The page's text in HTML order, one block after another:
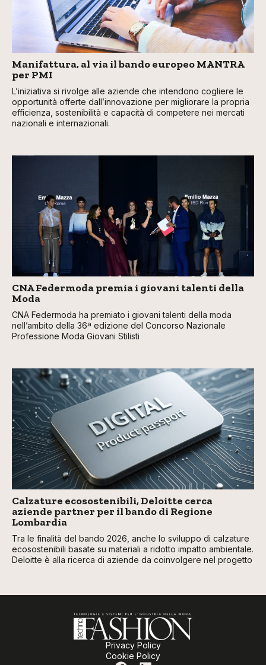
Manifattura, al via il bando europeo MANTRA
per PMI
L’iniziativa si rivolge alle aziende che intendono cogliere le
opportunità offerte dall’innovazione per migliorare la propria
efficienza, sostenibilità e capacità di competere nei mercati
nazionali e internazionali.
CNA Federmoda premia i giovani talenti della
Moda
CNA Federmoda ha premiato i giovani talenti della moda
nell’ambito della 36ª edizione del Concorso Nazionale
Professione Moda Giovani Stilisti
Calzature ecosostenibili, Deloitte cerca
aziende partner per il bando di Regione
Lombardia
Tra le finalità del bando 2026, anche lo sviluppo di calzature
ecosostenibili basate su materiali a ridotto impatto ambientale.
Deloitte è alla ricerca di aziende da coinvolgere nel progetto
Privacy Policy
Cookie Policy